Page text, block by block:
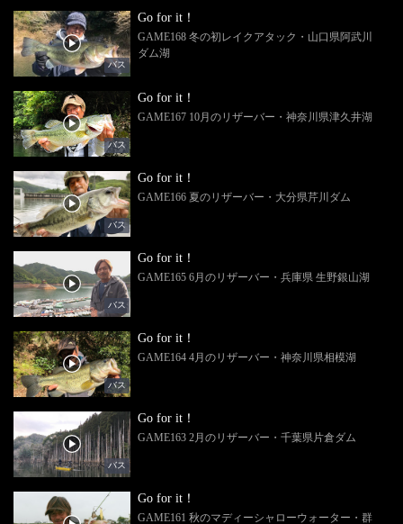
バス
Go for it！
GAME168 冬の初レイクアタック・山口県阿武川
ダム湖
バス
Go for it！
GAME167 10月のリザーバー・神奈川県津久井湖
バス
Go for it！
GAME166 夏のリザーバー・大分県芹川ダム
バス
Go for it！
GAME165 6月のリザーバー・兵庫県 生野銀山湖
バス
Go for it！
GAME164 4月のリザーバー・神奈川県相模湖
バス
Go for it！
GAME163 2月のリザーバー・千葉県片倉ダム
Go for it！
GAME161 秋のマディーシャローウォーター・群